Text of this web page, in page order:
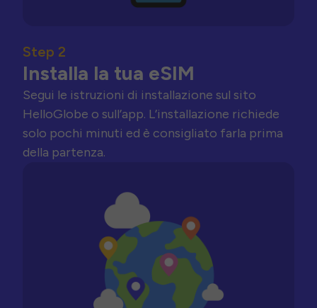
Step 2
Installa la tua eSIM
Segui le istruzioni di installazione sul sito
HelloGlobe o sull’app. L’installazione richiede
solo pochi minuti ed è consigliato farla prima
della partenza.